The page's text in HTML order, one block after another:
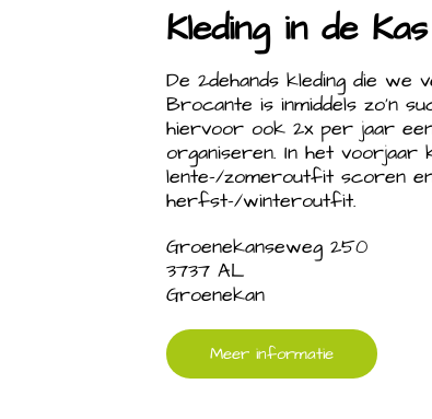
Kleding in de Kas
De 2dehands kleding die we
Brocante is inmiddels zo'n
hiervoor ook 2x per jaar
organiseren. In het voorjaar
lente-/zomeroutfit scoren
herfst-/winteroutfit.
Groenekanseweg 250
3737 AL
Groenekan
Meer informatie